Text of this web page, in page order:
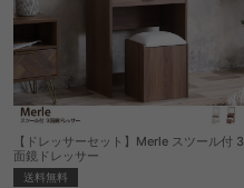
【ドレッサーセット】Merle スツール付 3
面鏡ドレッサー
送料無料